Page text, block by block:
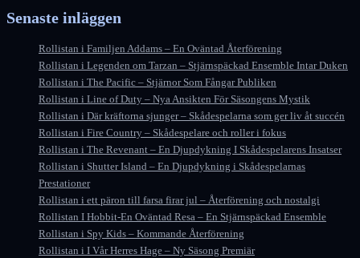
Senaste inläggen
Rollistan i Familjen Addams – En Oväntad Återförening
Rollistan i Legenden om Tarzan – Stjärnspäckad Ensemble Intar Duken
Rollistan i The Pacific – Stjärnor Som Fångar Publiken
Rollistan i Line of Duty – Nya Ansikten För Säsongens Mystik
Rollistan i Där kräftorna sjunger – Skådespelarna som ger liv åt succén
Rollistan i Fire Country – Skådespelare och roller i fokus
Rollistan i The Revenant – En Djupdykning I Skådespelarens Insatser
Rollistan i Shutter Island – En Djupdykning i Skådespelarnas
Prestationer
Rollistan i ett päron till farsa firar jul – Återförening och nostalgi
Rollistan I Hobbit-En Oväntad Resa – En Stjärnspäckad Ensemble
Rollistan i Spy Kids – Kommande Återförening
Rollistan i I Vår Herres Hage – Ny Säsong Premiär